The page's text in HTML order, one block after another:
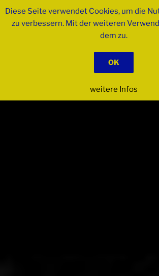
Zum
Diese Seite verwendet Cookies, um die
zu verbessern. Mit der weiteren
dem zu.
OK
weitere Infos